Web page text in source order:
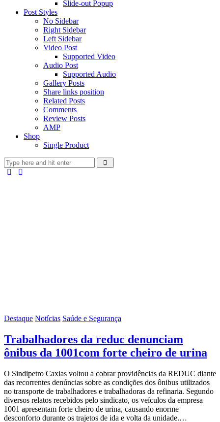
Slide-out Popup
Post Styles
No Sidebar
Right Sidebar
Left Sidebar
Video Post
Supported Video
Audio Post
Supported Audio
Gallery Posts
Share links position
Related Posts
Comments
Review Posts
AMP
Shop
Single Product
Destaque Notícias Saúde e Segurança
Trabalhadores da reduc denunciam
ônibus da 1001com forte cheiro de urina
O Sindipetro Caxias voltou a cobrar providências da REDUC diante
das recorrentes denúncias sobre as condições dos ônibus utilizados
no transporte de trabalhadores e trabalhadoras da refinaria. Segundo
diversos relatos recebidos pelo sindicato, os veículos da empresa
1001 apresentam forte cheiro de urina, causando enorme
desconforto durante os trajetos de ida e volta da unidade.…